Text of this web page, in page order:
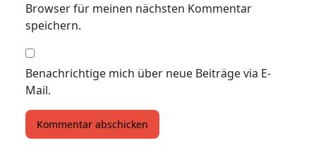
Browser für meinen nächsten Kommentar
speichern.
Benachrichtige mich über neue Beiträge via E-
Mail.